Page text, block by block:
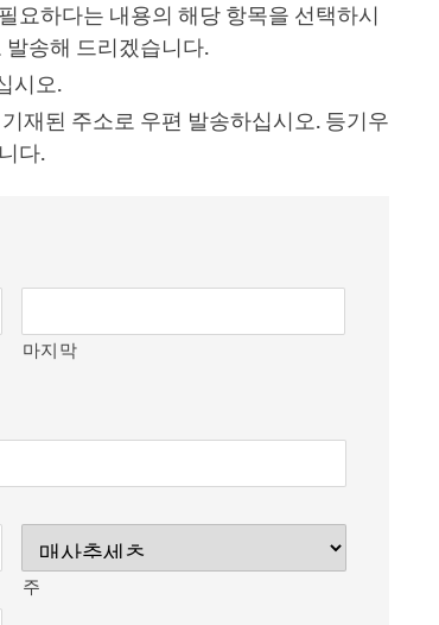
요하다는 내용의 해당 항목을 선택하시
송해 드리겠습니다.
시오.
재된 주소로 우편 발송하십시오. 등기우
다.
마지막
주